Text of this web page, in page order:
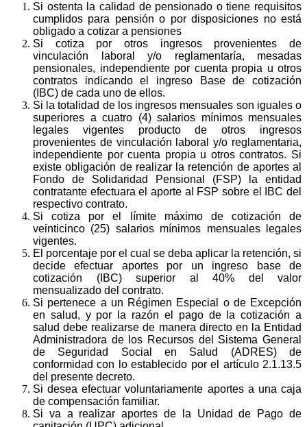
Si ostenta la calidad de pensionado o tiene requisitos
cumplidos para pensión o por disposiciones no está
obligado a cotizar a pensiones
Si cotiza por otros ingresos provenientes de
vinculación laboral y/o reglamentaría, mesadas
pensionales, independiente por cuenta propia u otros
contratos indicando el ingreso Base de cotización
(IBC) de cada uno de ellos.
Si la totalidad de los ingresos mensuales son iguales o
superiores a cuatro (4) salarios mínimos mensuales
legales vigentes producto de otros ingresos
provenientes de vinculación laboral y/o reglamentaria,
independiente por cuenta propia u otros contratos. Si
existe obligación de realizar la retención de aportes al
Fondo de Solidaridad Pensional (FSP) la entidad
contratante efectuara el aporte al FSP sobre el IBC del
respectivo contrato.
Si cotiza por el límite máximo de cotización de
veinticinco (25) salarios mínimos mensuales legales
vigentes.
El porcentaje por el cual se deba aplicar la retención, si
decide efectuar aportes por un ingreso base de
cotización (IBC) superior al 40% del valor
mensualizado del contrato.
Si pertenece a un Régimen Especial o de Excepción
en salud, y por la razón el pago de la cotización a
salud debe realizarse de manera directo en la Entidad
Administradora de los Recursos del Sistema General
de Seguridad Social en Salud (ADRES) de
conformidad con lo establecido por el artículo 2.1.13.5
del presente decreto.
Si desea efectuar voluntariamente aportes a una caja
de compensación familiar.
Si va a realizar aportes de la Unidad de Pago de